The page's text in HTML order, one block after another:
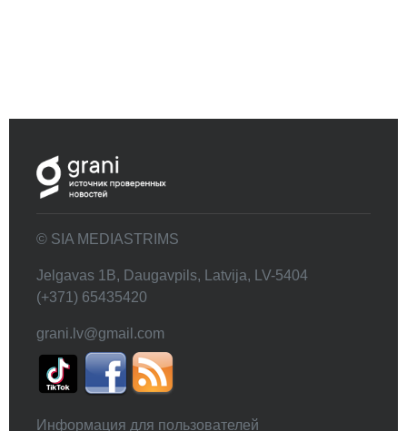
© SIA MEDIASTRIMS
Jelgavas 1B, Daugavpils, Latvija, LV-5404
(+371) 65435420
grani.lv@gmail.com
Информация для пользователей